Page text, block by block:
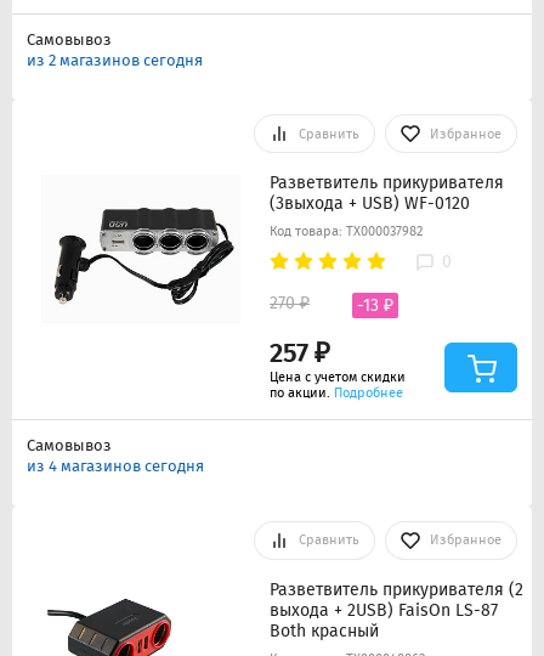
Самовывоз
из 2 магазинов сегодня
Сравнить Избранное
Разветвитель прикуривателя
(3выхода + USB) WF-0120
Код товара: ТХ000037982
0
257 ₽
270 ₽ -13 ₽
Цена с учетом скидки
по акции. Подробнее
Самовывоз
из 4 магазинов сегодня
Сравнить Избранное
Разветвитель прикуривателя (2
выхода + 2USB) FaisOn LS-87
Both красный